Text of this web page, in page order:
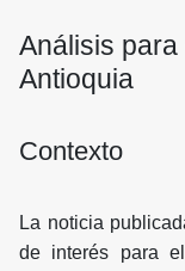
Análisis
Antioquia
Contexto
La noticia
de interés para